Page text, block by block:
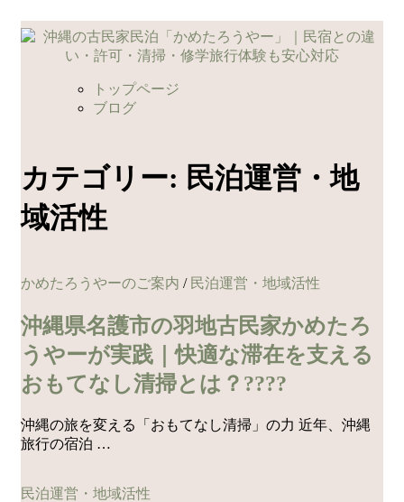
コ
ン
ッ
トップページ
ブログ
カテゴリー: 民泊運営・地
域活性
かめたろうやーのご案内 / 民泊運営・地域活性
沖縄県名護市の羽地古民家かめたろ
うやーが実践｜快適な滞在を支える
おもてなし清掃とは？????
沖縄の旅を変える「おもてなし清掃」の力 近年、沖縄
旅行の宿泊 …
民泊運営・地域活性